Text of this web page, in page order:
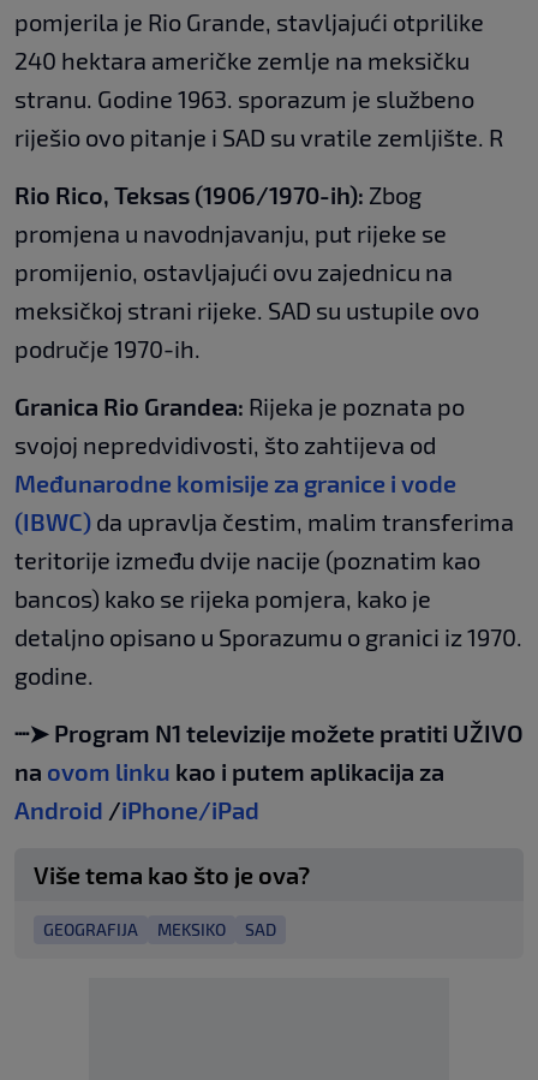
pomjerila je Rio Grande, stavljajući otprilike
240 hektara američke zemlje na meksičku
stranu. Godine 1963. sporazum je službeno
riješio ovo pitanje i SAD su vratile zemljište. R
Rio Rico, Teksas (1906/1970-ih): Zbog
promjena u navodnjavanju, put rijeke se
promijenio, ostavljajući ovu zajednicu na
meksičkoj strani rijeke. SAD su ustupile ovo
područje 1970-ih.
Granica Rio Grandea: Rijeka je poznata po
svojoj nepredvidivosti, što zahtijeva od
Međunarodne komisije za granice i vode
(IBWC) da upravlja čestim, malim transferima
teritorije između dvije nacije (poznatim kao
bancos) kako se rijeka pomjera, kako je
detaljno opisano u Sporazumu o granici iz 1970.
godine.
┈➤ Program N1 televizije možete pratiti UŽIVO
na ovom linku kao i putem aplikacija za
Android /iPhone/iPad
Više tema kao što je ova?
GEOGRAFIJA MEKSIKO SAD